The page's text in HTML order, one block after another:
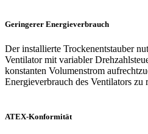
Geringerer Energieverbrauch
Der installierte Trockenentstauber
Ventilator mit variabler
konstanten Volumenstrom
Energieverbrauch des Ventilators zu
ATEX-Konformität